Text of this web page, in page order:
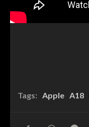
Tags: Apple A18